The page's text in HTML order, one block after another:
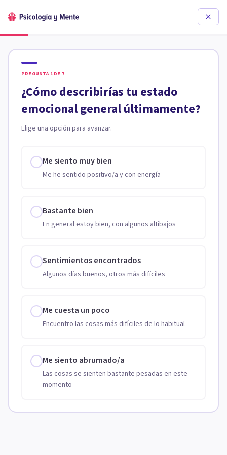
PREGUNTA 1 DE 7
¿Cómo describirías tu estado
emocional general últimamente?
Elige una opción para avanzar.
Me siento muy bien
Me he sentido positivo/a y con energía
Bastante bien
En general estoy bien, con algunos altibajos
Sentimientos encontrados
Algunos días buenos, otros más difíciles
Me cuesta un poco
Encuentro las cosas más difíciles de lo habitual
Me siento abrumado/a
Las cosas se sienten bastante pesadas en este
momento